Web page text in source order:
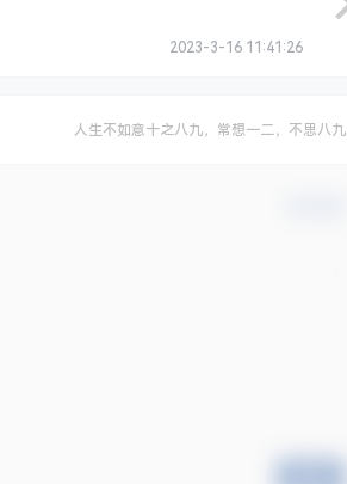
2023-3-16 11:41:26
人生不如意十之八九，常想一二，不思八九